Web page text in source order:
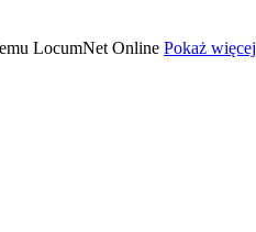
LocumNet Online Pokaż więcej